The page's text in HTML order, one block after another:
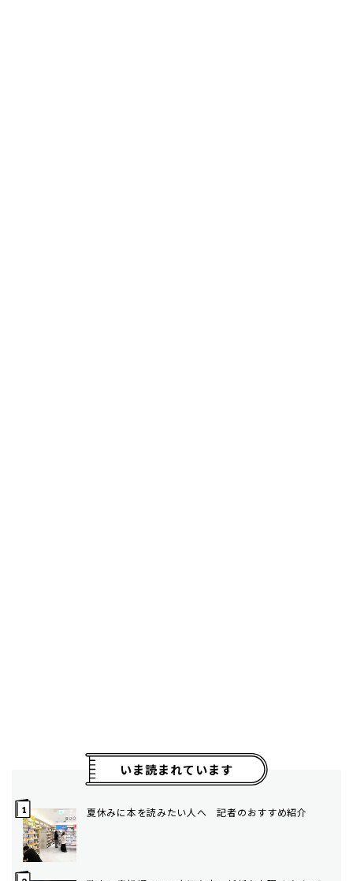
いま読まれています
夏休みに本を読みたい人へ 記者のおすすめ紹介